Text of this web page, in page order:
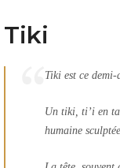
Tiki
Tiki est ce
Un tiki, ti’i en
humaine